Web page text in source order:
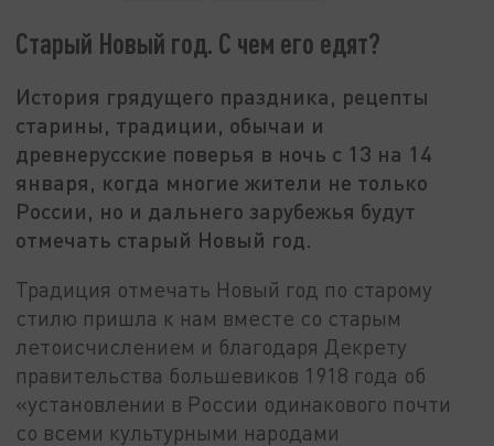
Старый Новый год. С чем его едят?
История грядущего праздника, рецепты
старины, традиции, обычаи и
древнерусские поверья в ночь с 13 на 14
января, когда многие жители не только
России, но и дальнего зарубежья будут
отмечать старый Новый год.
Традиция отмечать Новый год по старому
стилю пришла к нам вместе со старым
летоисчислением и благодаря Декрету
правительства большевиков 1918 года об
«установлении в России одинакового почти
со всеми культурными народами